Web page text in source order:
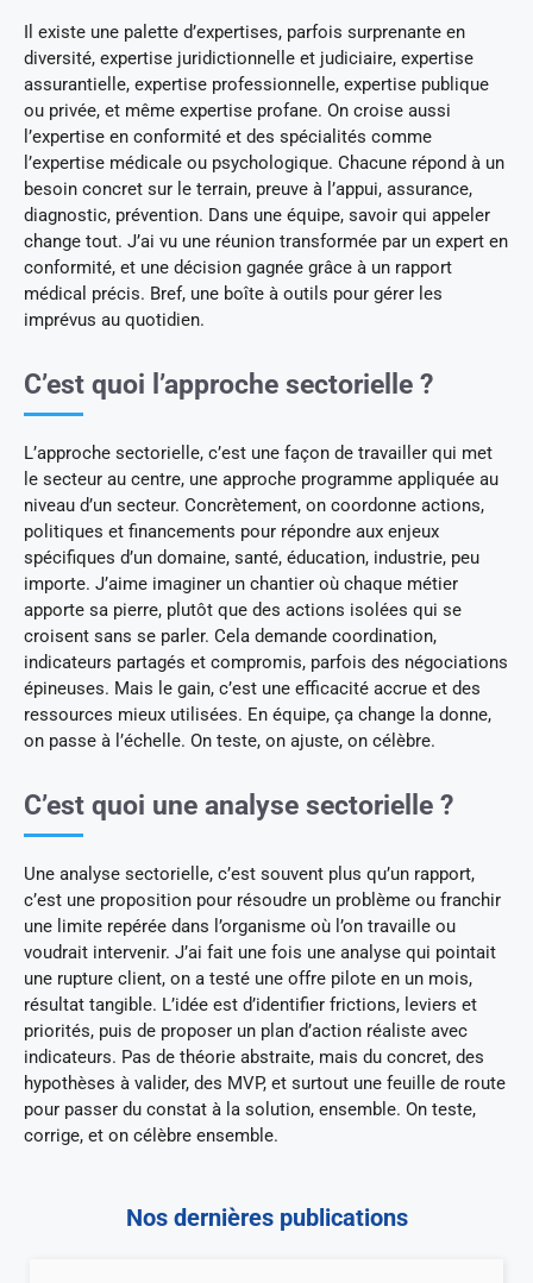
Il existe une palette d’expertises, parfois surprenante en
diversité, expertise juridictionnelle et judiciaire, expertise
assurantielle, expertise professionnelle, expertise publique
ou privée, et même expertise profane. On croise aussi
l’expertise en conformité et des spécialités comme
l’expertise médicale ou psychologique. Chacune répond à un
besoin concret sur le terrain, preuve à l’appui, assurance,
diagnostic, prévention. Dans une équipe, savoir qui appeler
change tout. J’ai vu une réunion transformée par un expert en
conformité, et une décision gagnée grâce à un rapport
médical précis. Bref, une boîte à outils pour gérer les
imprévus au quotidien.
C’est quoi l’approche sectorielle ?
L’approche sectorielle, c’est une façon de travailler qui met
le secteur au centre, une approche programme appliquée au
niveau d’un secteur. Concrètement, on coordonne actions,
politiques et financements pour répondre aux enjeux
spécifiques d’un domaine, santé, éducation, industrie, peu
importe. J’aime imaginer un chantier où chaque métier
apporte sa pierre, plutôt que des actions isolées qui se
croisent sans se parler. Cela demande coordination,
indicateurs partagés et compromis, parfois des négociations
épineuses. Mais le gain, c’est une efficacité accrue et des
ressources mieux utilisées. En équipe, ça change la donne,
on passe à l’échelle. On teste, on ajuste, on célèbre.
C’est quoi une analyse sectorielle ?
Une analyse sectorielle, c’est souvent plus qu’un rapport,
c’est une proposition pour résoudre un problème ou franchir
une limite repérée dans l’organisme où l’on travaille ou
voudrait intervenir. J’ai fait une fois une analyse qui pointait
une rupture client, on a testé une offre pilote en un mois,
résultat tangible. L’idée est d’identifier frictions, leviers et
priorités, puis de proposer un plan d’action réaliste avec
indicateurs. Pas de théorie abstraite, mais du concret, des
hypothèses à valider, des MVP, et surtout une feuille de route
pour passer du constat à la solution, ensemble. On teste,
corrige, et on célèbre ensemble.
Nos dernières publications